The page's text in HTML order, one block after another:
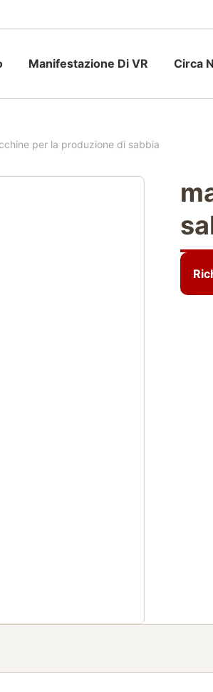
Manifestazione Di VR Circa
per la produzione di sabbia